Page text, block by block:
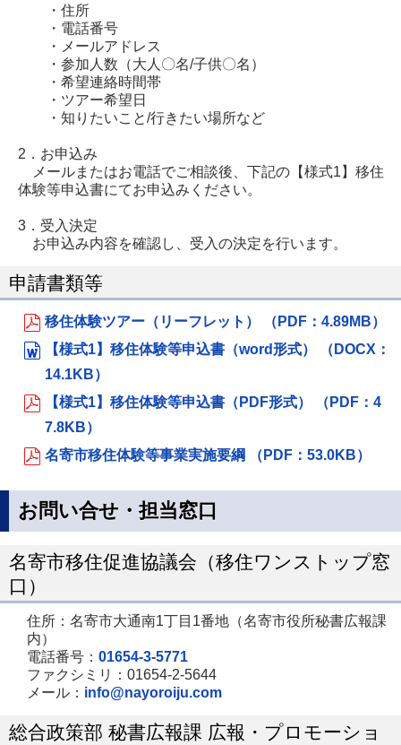
・住所
・電話番号
・メールアドレス
・参加人数（大人〇名/子供〇名）
・希望連絡時間帯
・ツアー希望日
・知りたいこと/行きたい場所など
2．お申込み
メールまたはお電話でご相談後、下記の【様式1】移住
体験等申込書にてお申込みください。
3．受入決定
お申込み内容を確認し、受入の決定を行います。
申請書類等
移住体験ツアー（リーフレット） （PDF：4.89MB）
【様式1】移住体験等申込書（word形式） （DOCX：
14.1KB）
【様式1】移住体験等申込書（PDF形式） （PDF：4
7.8KB）
名寄市移住体験等事業実施要綱 （PDF：53.0KB）
お問い合せ・担当窓口
名寄市移住促進協議会（移住ワンストップ窓
口）
住所：名寄市大通南1丁目1番地（名寄市役所秘書広報課
内）
電話番号： 01654-3-5771
ファクシミリ：01654-2-5644
メール： info@nayoroiju.com
総合政策部 秘書広報課 広報・プロモーショ